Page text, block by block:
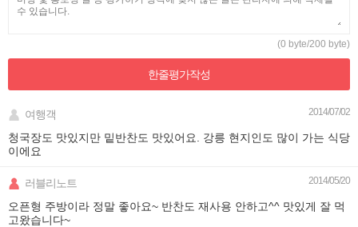
(0 byte/200 byte)
한줄평가작성
여행객 2014/07/02
청국장도 맛있지만 밑반찬도 맛있어요. 강릉 현지인도 많이 가는 식당
이에요
러블리노트 2014/05/20
오픈형 주방이라 정말 좋아요~ 반찬도 재사용 안하고^^ 맛있게 잘 먹
고왔습니다~